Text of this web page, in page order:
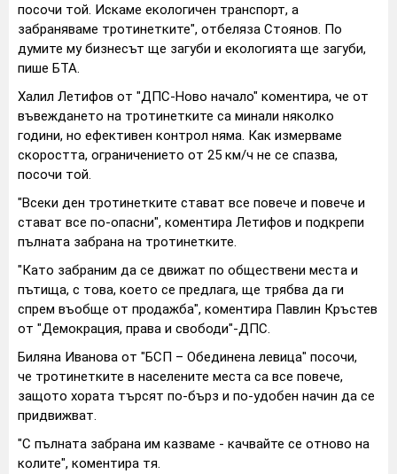
посочи той. Искаме екологичен транспорт, а
забраняваме тротинетките", отбеляза Стоянов. По
думите му бизнесът ще загуби и екологията ще загуби,
пише БТА.
Халил Летифов от "ДПС-Ново начало" коментира, че от
въвеждането на тротинетките са минали няколко
години, но ефективен контрол няма. Как измерваме
скоростта, ограничението от 25 км/ч не се спазва,
посочи той.
"Всеки ден тротинетките стават все повече и повече и
стават все по-опасни", коментира Летифов и подкрепи
пълната забрана на тротинетките.
"Като забраним да се движат по обществени места и
пътища, с това, което се предлага, ще трябва да ги
спрем въобще от продажба", коментира Павлин Кръстев
от "Демокрация, права и свободи"-ДПС.
Биляна Иванова от "БСП – Обединена левица" посочи,
че тротинетките в населените места са все повече,
защото хората търсят по-бърз и по-удобен начин да се
придвижват.
"С пълната забрана им казваме - качвайте се отново на
колите", коментира тя.